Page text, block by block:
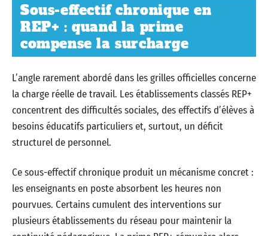
Sous-effectif chronique en
REP+ : quand la prime
compense la surcharge
L’angle rarement abordé dans les grilles officielles concerne
la charge réelle de travail. Les établissements classés REP+
concentrent des difficultés sociales, des effectifs d’élèves à
besoins éducatifs particuliers et, surtout, un déficit
structurel de personnel.
Ce sous-effectif chronique produit un mécanisme concret :
les enseignants en poste absorbent les heures non
pourvues. Certains cumulent des interventions sur
plusieurs établissements du réseau pour maintenir la